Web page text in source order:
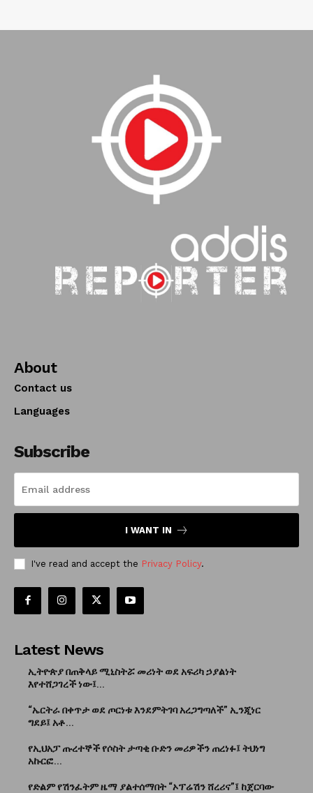
About
Contact us
Languages
Subscribe
I WANT IN
I've read and accept the Privacy Policy.
Latest News
ኢትዮጵያ በጠቅላይ ሚኒስትሯ መሪነት ወደ አፍሪካ ኃያልነት
እየተሸጋገረች ነው፤...
“ኤርትራ በቀጥታ ወደ ጦርነቱ እንደምትገባ አረጋግጣለች” ኢንጂነር
ግደይ፤ አቶ...
የኢህአፓ ጡረተኞች የሶስት ታጣቂ ቡድን መሪዎችን ጠረነፉ፤ ትህነግ
አኩርፎ...
የድልም የሽንፈትም ዜማ ያልተሰማበት “ኦፕሬሽን ሸረሪና”፤ ከጀርባው